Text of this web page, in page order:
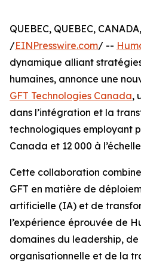
QUEBEC, QUEBEC,
/EINPresswire.com/ --
dynamique alliant
humaines, annonce une
GFT Technologies Canada,
dans l’intégration et la
technologiques employant
Canada et 12 000 à
Cette collaboration
GFT en matière de
artificielle (IA) et de
l’expérience éprouvée de
domaines du leadership,
organisationnelle et de la